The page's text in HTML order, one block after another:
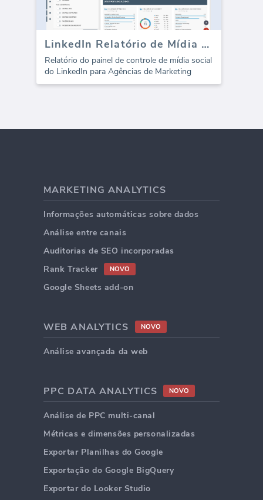
LinkedIn Relatório de Mídia Social (template)
Relatório do painel de controle de mídia social
do LinkedIn para Agências de Marketing
MARKETING ANALYTICS
Informações automáticas sobre dados
Análise entre canais
Auditorias de SEO incorporadas
Rank Tracker
NOVO
Google Sheets add-on
WEB ANALYTICS NOVO
Análise avançada da web
PPC DATA ANALYTICS NOVO
Análise de PPC multi-canal
Métricas e dimensões personalizadas
Exportar Planilhas do Google
Exportação do Google BigQuery
Exportar do Looker Studio